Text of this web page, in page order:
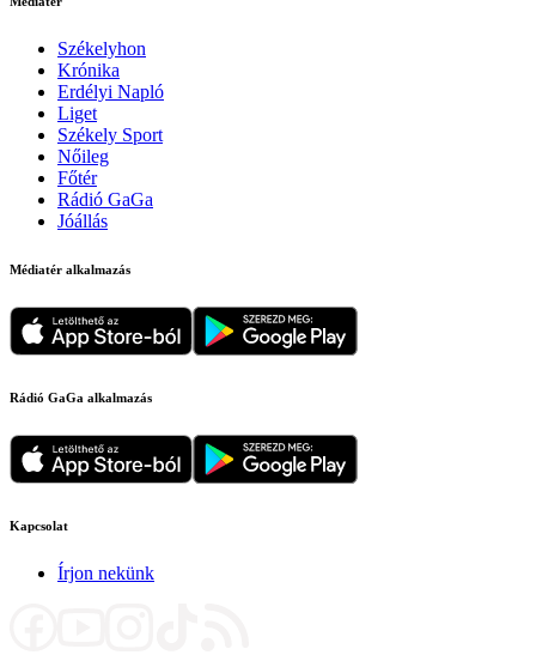
Székelyhon
Krónika
Erdélyi Napló
Liget
Székely Sport
Nőileg
Főtér
Rádió GaGa
Jóállás
Médiatér alkalmazás
Rádió GaGa alkalmazás
Kapcsolat
Írjon nekünk